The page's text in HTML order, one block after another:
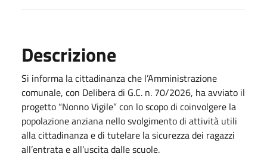
Descrizione
Si informa la cittadinanza che l’Amministrazione
comunale, con Delibera di G.C. n. 70/2026, ha avviato il
progetto “Nonno Vigile” con lo scopo di coinvolgere la
popolazione anziana nello svolgimento di attività utili
alla cittadinanza e di tutelare la sicurezza dei ragazzi
all’entrata e all’uscita dalle scuole.